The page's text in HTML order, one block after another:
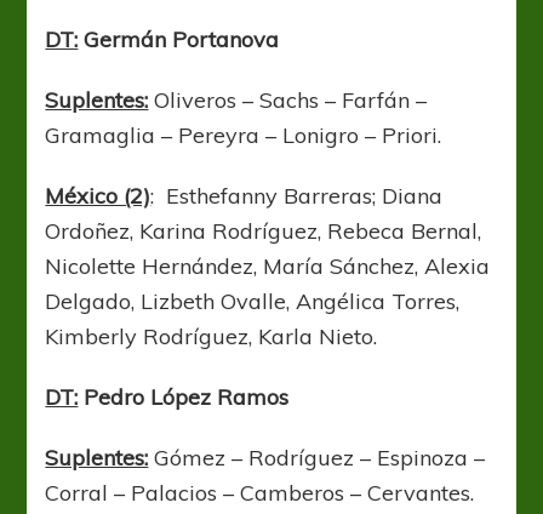
DT: Germán Portanova
Suplentes: Oliveros – Sachs – Farfán –
Gramaglia – Pereyra – Lonigro – Priori.
México (2): Esthefanny Barreras; Diana
Ordoñez, Karina Rodríguez, Rebeca Bernal,
Nicolette Hernández, María Sánchez, Alexia
Delgado, Lizbeth Ovalle, Angélica Torres,
Kimberly Rodríguez, Karla Nieto.
DT: Pedro López Ramos
Suplentes: Gómez – Rodríguez – Espinoza –
Corral – Palacios – Camberos – Cervantes.